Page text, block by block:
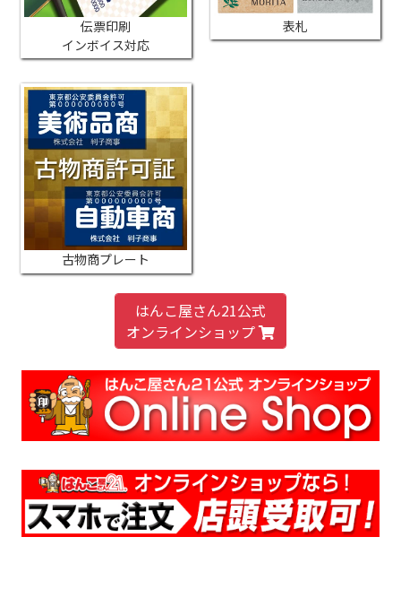
伝票印刷
インボイス対応
表札
古物商プレート
はんこ屋さん21公式
オンラインショップ